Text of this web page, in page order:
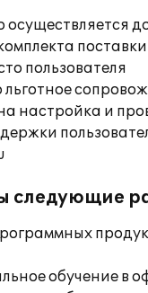
осуществляется
пользователя
настройка и
следующие
обучение в